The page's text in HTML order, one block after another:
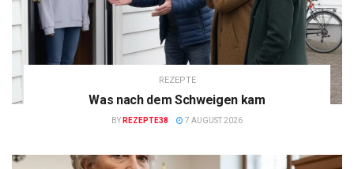
REZEPTE
Was nach dem Schweigen kam
BY REZEPTE38 7 AUGUST 2026